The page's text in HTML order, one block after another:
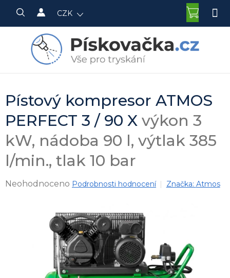
obsah
CZK
KOŠÍK
Pístový kompresor ATMOS
PERFECT 3 / 90 X výkon 3
kW, nádoba 90 l, výtlak 385
l/min., tlak 10 bar
Průměrné
Neohodnoceno Podrobnosti hodnocení Značka: Atmos